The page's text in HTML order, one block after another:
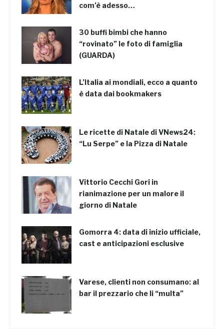
com’è adesso…
30 buffi bimbi che hanno
“rovinato” le foto di famiglia
(GUARDA)
L’Italia ai mondiali, ecco a quanto
è data dai bookmakers
Le ricette di Natale di VNews24:
“Lu Serpe” e la Pizza di Natale
Vittorio Cecchi Gori in
rianimazione per un malore il
giorno di Natale
Gomorra 4: data di inizio ufficiale,
cast e anticipazioni esclusive
Varese, clienti non consumano: al
bar il prezzario che li “multa”